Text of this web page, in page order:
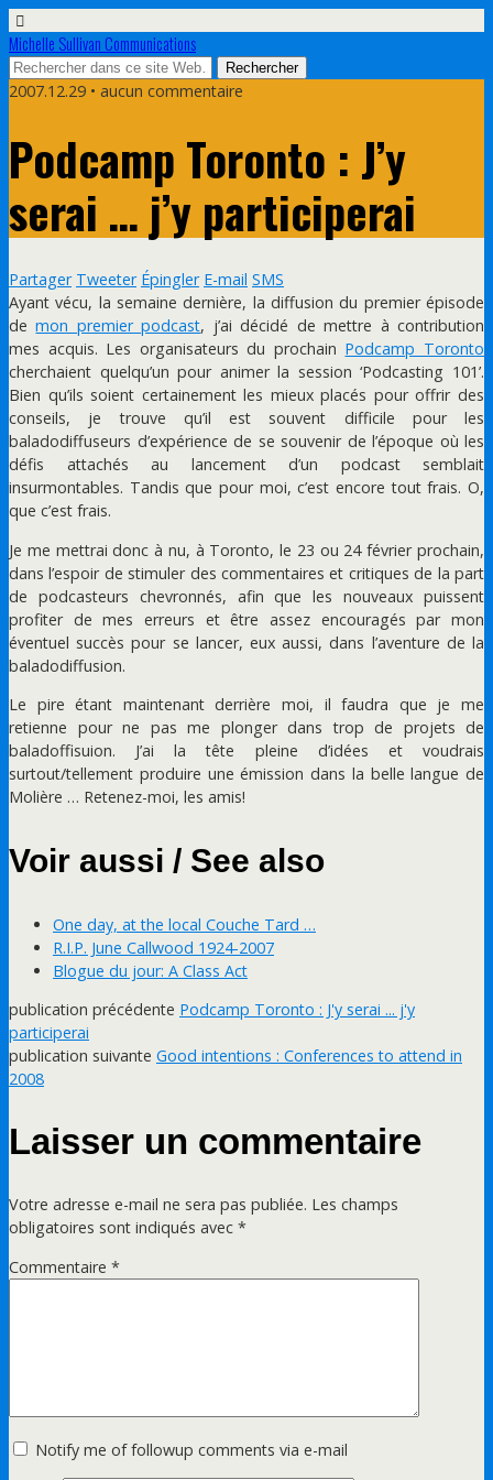
Michelle Sullivan Communications
2007.12.29 • aucun commentaire
Podcamp Toronto : J’y
serai … j’y participerai
Partager Tweeter Épingler E-mail SMS
Ayant vécu, la semaine dernière, la diffusion du premier épisode
demon premier podcast, j’ai décidé de mettre à contribution
mes acquis. Les organisateurs du prochain Podcamp Toronto
cherchaient quelqu’un pour animer la session ‘Podcasting 101’.
Bien qu’ils soient certainement les mieux placés pour offrir des
conseils, je trouve qu’il est souvent difficile pour les
baladodiffuseurs d’expérience de se souvenir de l’époque où les
défis attachés au lancement d’un podcast semblait
insurmontables. Tandis que pour moi, c’est encore tout frais. O,
que c’est frais.
Je me mettrai donc à nu, à Toronto, le 23 ou 24 février prochain,
dans l’espoir de stimuler des commentaires et critiques de la part
de podcasteurs chevronnés, afin que les nouveaux puissent
profiter de mes erreurs et être assez encouragés par mon
éventuel succès pour se lancer, eux aussi, dans l’aventure de la
baladodiffusion.
Le pire étant maintenant derrière moi, il faudra que je me
retienne pour ne pas me plonger dans trop de projets de
baladoffisuion. J’ai la tête pleine d’idées et voudrais
surtout/tellement produire une émission dans la belle langue de
Molière … Retenez-moi, les amis!
Voir aussi / See also
One day, at the local Couche Tard …
R.I.P. June Callwood 1924-2007
Blogue du jour: A Class Act
publication précédente Podcamp Toronto : J'y serai ... j'y
participerai
publication suivante Good intentions : Conferences to attend in
2008
Laisser un commentaire
Votre adresse e-mail ne sera pas publiée. Les champs
obligatoires sont indiqués avec *
Commentaire *
Notify me of followup comments via e-mail